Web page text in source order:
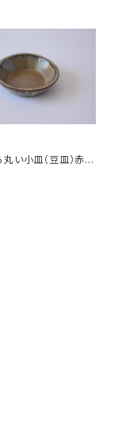
い小皿（豆皿）赤土